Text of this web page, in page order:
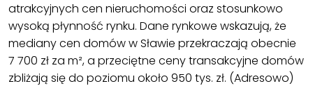
atrakcyjnych cen nieruchomości oraz stosunkowo
wysoką płynność rynku. Dane rynkowe wskazują, że
mediany cen domów w Sławie przekraczają obecnie
7 700 zł za m², a przeciętne ceny transakcyjne domów
zbliżają się do poziomu około 950 tys. zł. (Adresowo)